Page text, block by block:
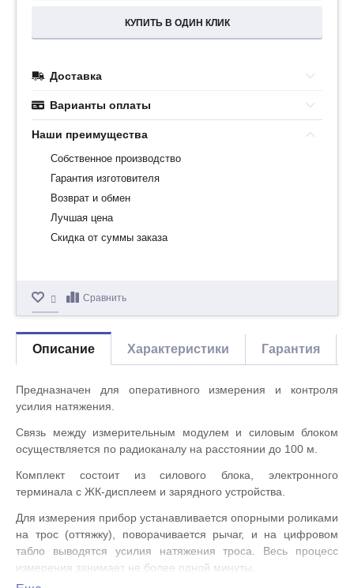
КУПИТЬ В ОДИН КЛИК
Доставка
Варианты оплаты
Наши преимущества
Собственное производство
Гарантия изготовителя
Возврат и обмен
Лучшая цена
Скидка от суммы заказа
Сравнить
Описание Характеристики Гарантия
Предназначен для оперативного измерения и контроля
усилия натяжения.
Связь между измерительным модулем и силовым блоком
осуществляется по радиоканалу на расстоянии до 100 м.
Комплект состоит из силового блока, электронного
терминала с ЖК-дисплеем и зарядного устройства.
Для измерения прибор устанавливается опорными роликами
на трос (оттяжку), поворачивается рычаг, и на цифровом
табло выводятся усилия натяжения троса. Весь процесс
измерения занимает не более одной минуты.